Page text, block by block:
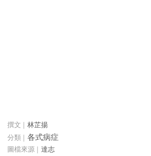
林芷揚
各式病症
達志